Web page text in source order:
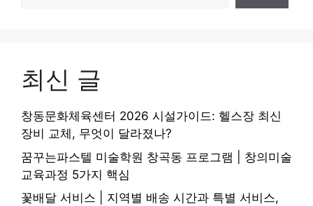
최신 글
창동문화체육센터 2026 시설가이드: 헬스장 최신
장비 교체, 무엇이 달라졌나?
꿈꾸는파스텔 미술학원 창곡동 프로그램 | 창의미술
교육과정 5가지 핵심
꽃배달 서비스 | 지역별 배송 시간과 특별 서비스,